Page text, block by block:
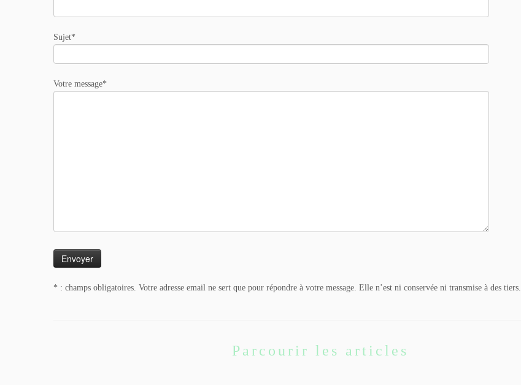
Sujet*
Votre message*
* : champs obligatoires. Votre adresse email ne sert que pour répondre à votre message. Elle n’est ni conservée ni transmise à des tiers.
Parcourir les articles